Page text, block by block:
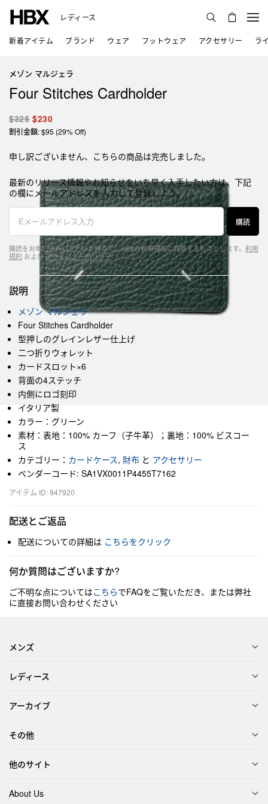
レディース
新着アイテム ブランド ウェア フットウェア アクセサリー ラ
メゾン マルジェラ
Four Stitches Cardholder
$325 $230
割引金額: $95 (29% Off)
申し訳ございません、こちらの商品は完売しました。
最新のリリース情報やお知らせをいち早く入手したい方は、下記
の欄にメールアドレスを入力して登録しよう。
購読
購読をお申し込みいただいた時点で、HBXの利用規約に同意するものとします。 利用
規約 およびプライバシーポリシー
説明
メゾン マルジェラ
Four Stitches Cardholder
型押しのグレインレザー仕上げ
二つ折りウォレット
カードスロット×6
背面の4ステッチ
内側にロゴ刻印
イタリア製
カラー：グリーン
素材：表地：100% カーフ（子牛革）；裏地：100% ビスコー
ス
カテゴリー： カードケース, 財布 と アクセサリー
ベンダーコード: SA1VX0011P4455T7162
アイテム ID: 947920
配送とご返品
配送についての詳細は こちらをクリック
何か質問はございますか?
ご不明な点についてはこちらでFAQをご覧いただき、または弊社
に直接お問い合わせください
メンズ
レディース
アーカイブ
その他
他のサイト
About Us